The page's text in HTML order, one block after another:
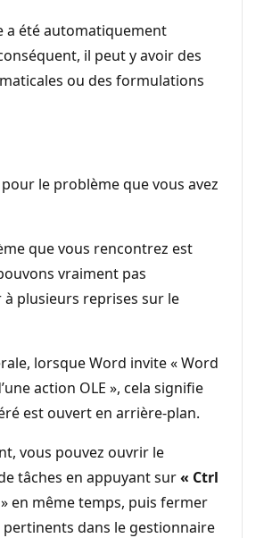
a été automatiquement
il peut y avoir des
ou des formulations
pour le problème que vous avez
que vous rencontrez est
vraiment pas
à plusieurs reprises sur le
lorsque Word invite « Word
action OLE », cela signifie
est ouvert en arrière-plan.
vous pouvez ouvrir le
tâches en appuyant sur« Ctrl
» en même temps, puis fermer
pertinents dans le gestionnaire